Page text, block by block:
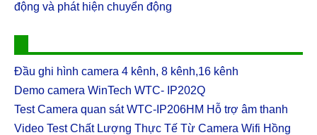
động và phát hiện chuyển động
CareCam Pro và Onvif
Download Phần Mềm Camera
CareCam for PC - CareCam dành cho PC
CareCam cung cấp chế độ xem trực tiếp HD, cảnh báo
phát hiện chuyển động
Clip nhạy cảm ở Hải Phòng bị tung lên mạng: Xử lý
các đối tượng thế nào?
Theo luật sư Bình, hành vi đưa hình ảnh nhạy cảm của
người khác lên mạng có thể bị phạt tới 15 năm tù giam.
Đầu ghi hình camera 4 kênh, 8 kênh,16 kênh
Demo camera WinTech WTC- IP202Q
Test Camera quan sát WTC-IP206HM Hỗ trợ âm thanh
Video Test Chất Lượng Thực Tế Từ Camera Wifi Hồng